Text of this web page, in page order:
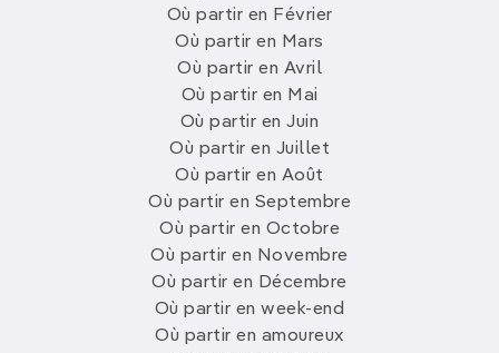
Où partir en Février
Où partir en Mars
Où partir en Avril
Où partir en Mai
Où partir en Juin
Où partir en Juillet
Où partir en Août
Où partir en Septembre
Où partir en Octobre
Où partir en Novembre
Où partir en Décembre
Où partir en week-end
Où partir en amoureux